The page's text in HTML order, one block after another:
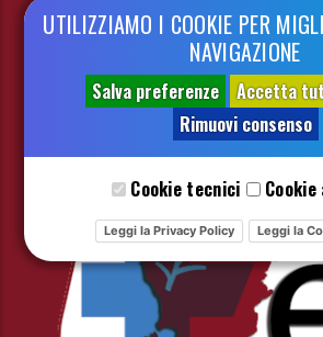
SEGUICI SUI SOCIAL
UTILIZZIAMO I COOKIE PER
NAVIGAZIONE
Salva preferenze
Accetta
Rimuovi consenso
Cookie tecnici
Leggi la Privacy Policy Leggi la